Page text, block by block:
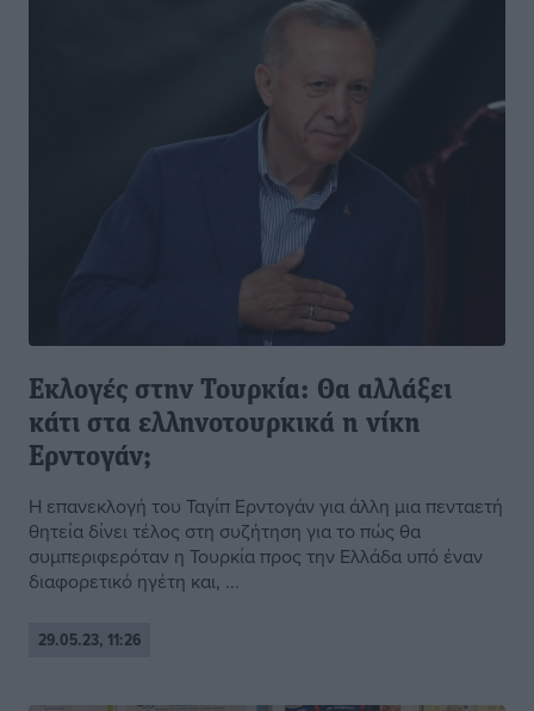
Εκλογές στην Τουρκία: Θα αλλάξει
κάτι στα ελληνοτουρκικά η νίκη
Ερντογάν;
Η επανεκλογή του Ταγίπ Ερντογάν για άλλη μια πενταετή
θητεία δίνει τέλος στη συζήτηση για το πώς θα
συμπεριφερόταν η Τουρκία προς την Ελλάδα υπό έναν
διαφορετικό ηγέτη και, ...
29.05.23, 11:26